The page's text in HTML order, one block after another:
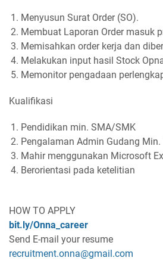
Menyusun Surat Order (SO).
Membuat Laporan Order masuk
Memisahkan order kerja dan
Melakukan input hasil Stock
Memonitor pengadaan
Kualifikasi
Pendidikan min. SMA/SMK
Pengalaman Admin Gudang Min.
Mahir menggunakan Microsoft
Berorientasi pada ketelitian
HOW TO APPLY
bit.ly/Onna_career
Send E-mail your resume
recruitment.onna@gmail.com